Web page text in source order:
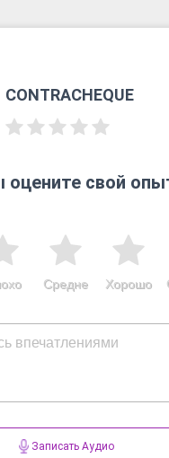
CONTRACHEQUE
оцените свой
Хорошо
Средне
Записать Аудио